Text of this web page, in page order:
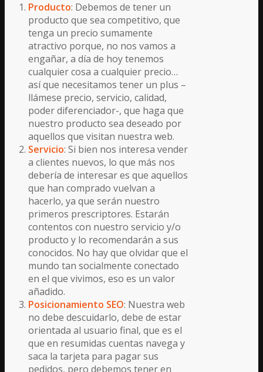
Producto: Debemos de tener un
producto que sea competitivo, que
tenga un precio sumamente
atractivo porque, no nos vamos a
engañar, a día de hoy tenemos
cualquier cosa a cualquier precio…
así que necesitamos tener un plus –
llámese precio, servicio, calidad,
poder diferenciador-, que haga que
nuestro producto sea deseado por
aquellos que visitan nuestra web.
Servicio: Si bien nos interesa vender
a clientes nuevos, lo que más nos
debería de interesar es que aquellos
que han comprado vuelvan a
hacerlo, ya que serán nuestro
primeros prescriptores. Estarán
contentos con nuestro servicio y/o
producto y lo recomendarán a sus
conocidos. No hay que olvidar que el
mundo tan socialmente conectado
en el que vivimos, eso es un valor
añadido.
Posicionamiento SEO: Nuestra web
no debe descuidarlo, debe de estar
orientada al usuario final, que es el
que en resumidas cuentas navega y
saca la tarjeta para pagar sus
pedidos, pero debemos tener en